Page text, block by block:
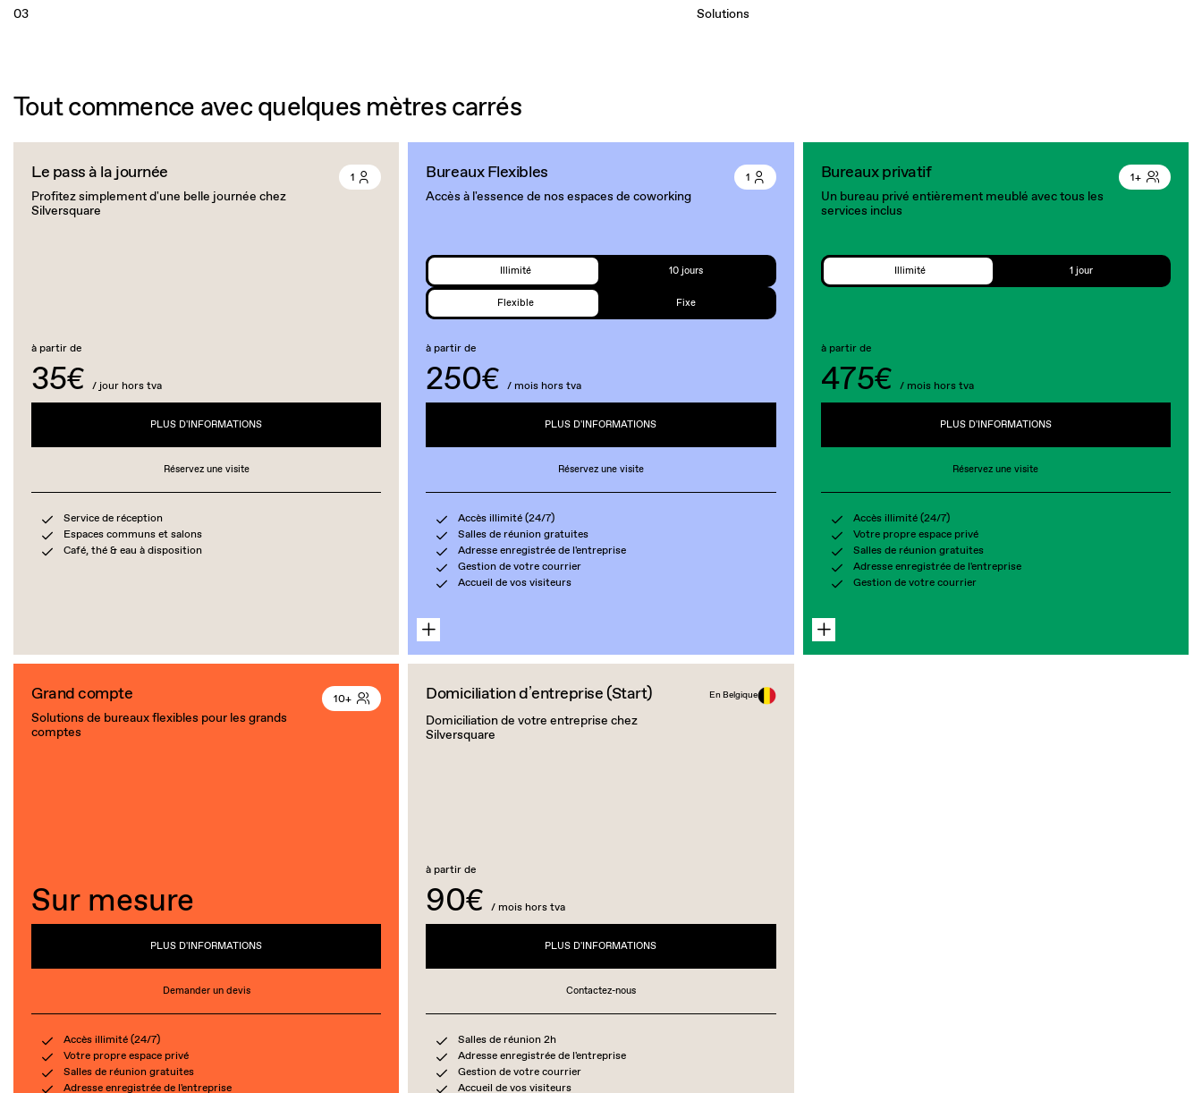
03 Solutions
Tout commence avec quelques mètres carrés
Le pass à la journée
Profitez simplement d'une belle journée chez
Silversquare
1
à partir de
35€ / jour hors tva
PLUS D'INFORMATIONS
Réservez une visite
Service de réception
Espaces communs et salons
Café, thé & eau à disposition
Bureaux Flexibles
Accès à l'essence de nos espaces de coworking
1
Illimité 10 jours
Flexible Fixe
à partir de
250€ / mois hors tva
PLUS D'INFORMATIONS
Réservez une visite
Accès illimité (24/7)
Salles de réunion gratuites
Adresse enregistrée de l'entreprise
Gestion de votre courrier
Accueil de vos visiteurs
Bureaux privatif
Un bureau privé entièrement meublé avec tous les
services inclus
1+
Illimité 1 jour
à partir de
475€ / mois hors tva
PLUS D'INFORMATIONS
Réservez une visite
Accès illimité (24/7)
Votre propre espace privé
Salles de réunion gratuites
Adresse enregistrée de l'entreprise
Gestion de votre courrier
Grand compte
Solutions de bureaux flexibles pour les grands
comptes
10+
Sur mesure
PLUS D'INFORMATIONS
Demander un devis
Accès illimité (24/7)
Votre propre espace privé
Salles de réunion gratuites
Adresse enregistrée de l'entreprise
Domiciliation d’entreprise (Start) En Belgique
Domiciliation de votre entreprise chez
Silversquare
à partir de
90€ / mois hors tva
PLUS D'INFORMATIONS
Contactez-nous
Salles de réunion 2h
Adresse enregistrée de l'entreprise
Gestion de votre courrier
Accueil de vos visiteurs